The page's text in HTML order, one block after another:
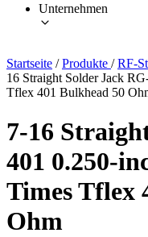
Unternehmen
Startseite / Produkte / RF-
16 Straight Solder Jack
Tflex 401 Bulkhead 50
7-16
401 0.250-
Times Tflex
Ohm